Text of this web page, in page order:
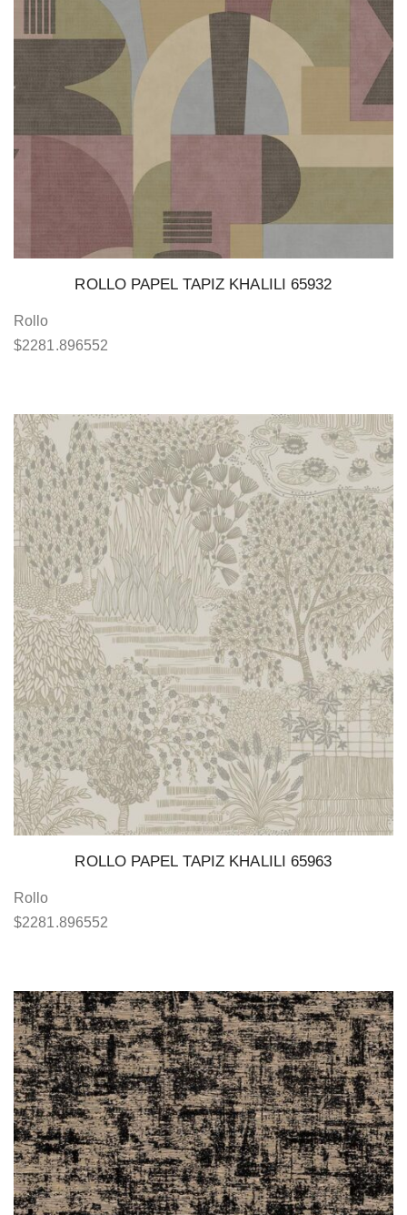
ROLLO PAPEL TAPIZ KHALILI 65932
Rollo
$2281.896552
ROLLO PAPEL TAPIZ KHALILI 65963
Rollo
$2281.896552